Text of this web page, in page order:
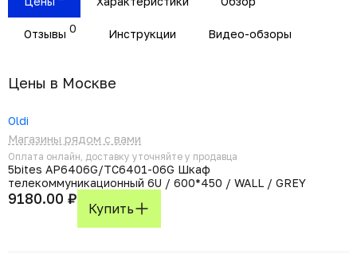
Отзывы 0 Инструкции Видео-обзоры
Цены в Москвe
Oldi
Магазины рядом с вами
Оплата онлайн, доставку уточняйте у продавца
5bites AP6406G/TC6401-06G Шкаф
телекоммуникационный 6U / 600*450 / WALL / GREY
9180.00 ₽
Купить